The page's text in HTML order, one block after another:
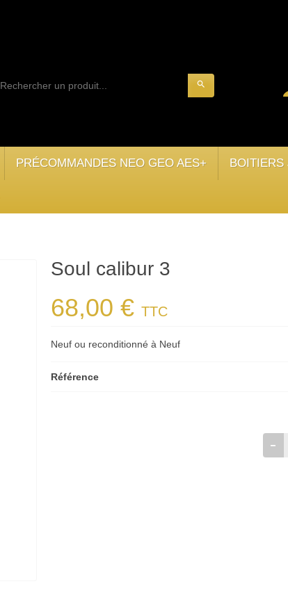
search
PRÉCOMMANDES NEO GEO AES+ BOITIERS
Soul calibur 3
68,00 €TTC
Neuf ou reconditionné à Neuf
Référence